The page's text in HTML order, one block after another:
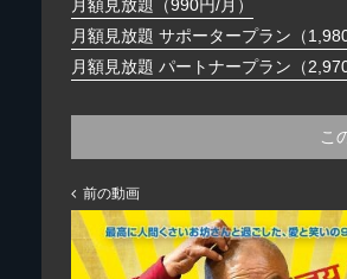
月額見放題（990円/月）
月額見放題 サポータープラン（
月額見放題 パートナープラン（
こ
前の動画